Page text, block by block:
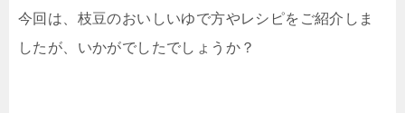
今回は、枝豆のおいしいゆで方やレシピをご紹介しま
したが、いかがでしたでしょうか？